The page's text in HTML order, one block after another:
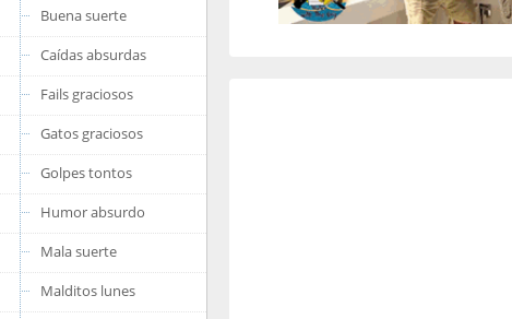
Buena suerte
Caídas absurdas
Fails graciosos
Gatos graciosos
Golpes tontos
Humor absurdo
Mala suerte
Malditos lunes